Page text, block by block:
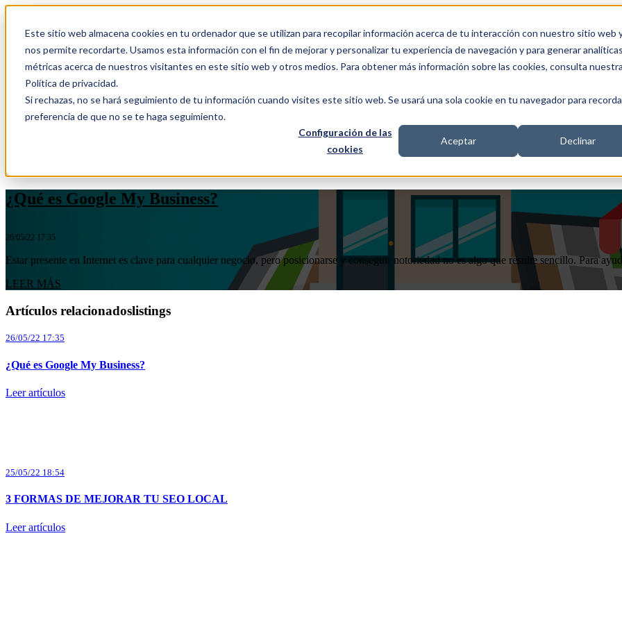
Este sitio web almacena cookies en tu ordenador que se utilizan para recopilar información acerca de tu interacción con nuestro sitio web
nos permite recordarte. Usamos esta información con el fin de mejorar y personalizar tu experiencia de navegación y para generar
métricas acerca de nuestros visitantes en este sitio web y otros medios. Para obtener más información sobre las cookies, consulta nuestra
Política de privacidad.
Si rechazas, no se hará seguimiento de tu información cuando visites este sitio web. Se usará una sola cookie en tu navegador para
preferencia de que no se te haga seguimiento.
Configuración de las
cookies
Aceptar Declinar
Show submenu for SERVICES SERVICES MANIFESTO HYBRID TEAM CASOS
CONTACTO
¿Qué es Google My Business?
26/05/22 17:35
Estar presente en Internet es clave para cualquier negocio, pero posicionarse y conseguir notoriedad no es algo que resulte sencillo. Para
LEER MÁS
Artículos relacionadoslistings
26/05/22 17:35
¿Qué es Google My Business?
Leer artículos
25/05/22 18:54
3 FORMAS DE MEJORAR TU SEO LOCAL
Leer artículos